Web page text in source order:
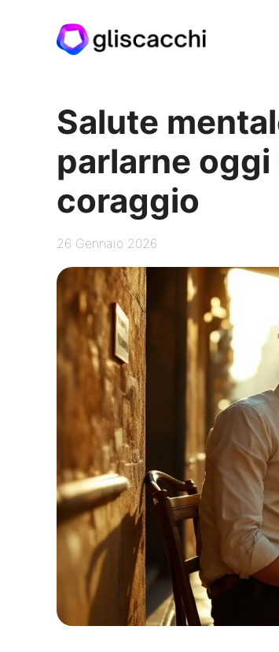
contenuto
Salute
parlarne
coraggio
26 Gennaio 2026